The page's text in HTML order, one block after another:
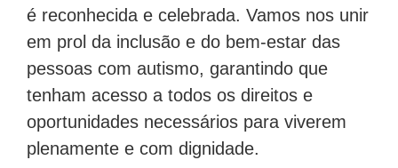
é reconhecida e celebrada. Vamos nos unir
em prol da inclusão e do bem-estar das
pessoas com autismo, garantindo que
tenham acesso a todos os direitos e
oportunidades necessários para viverem
plenamente e com dignidade.